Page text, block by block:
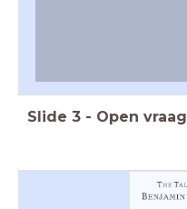
Slide 3 - Open vraag